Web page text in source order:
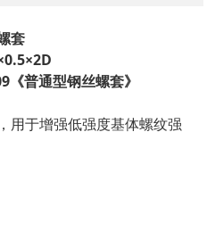
套
普通型钢丝螺套》
用于增强低强度基体螺纹强